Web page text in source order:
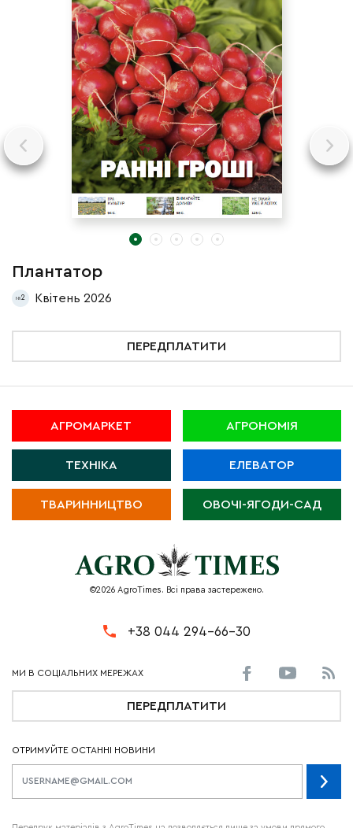
Плантатор
2 Квітень 2026
ПЕРЕДПЛАТИТИ
АГРОМАРКЕТ АГРОНОМІЯ
ТЕХНІКА ЕЛЕВАТОР
ТВАРИННИЦТВО ОВОЧІ-ЯГОДИ-САД
©2026 AgroTimes. Всі права застережено.
+38 044 294-66-30
ПЕРЕДПЛАТИТИ
ОТРИМУЙТЕ ОСТАННІ НОВИНИ